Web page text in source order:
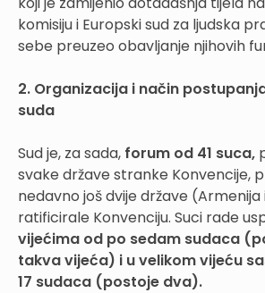
komisiju i Europski sud za ljudska
sebe preuzeo obavljanje njihovih
2. Organizacija i način
suda
Sud je, za sada, forum od 41 suca,
svake države stranke Konvencije,
nedavno još dvije države
ratificirale Konvenciju. Suci rade
vijećima od po sedam sudaca
takva vijeća) i u velikom vijeću
17 sudaca (postoje dva).